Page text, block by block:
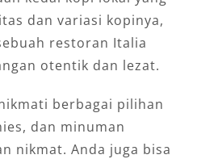
dan variasi kopinya,
restoran Italia
otentik dan lezat.
berbagai pilihan
dan minuman
nikmat. Anda juga bisa